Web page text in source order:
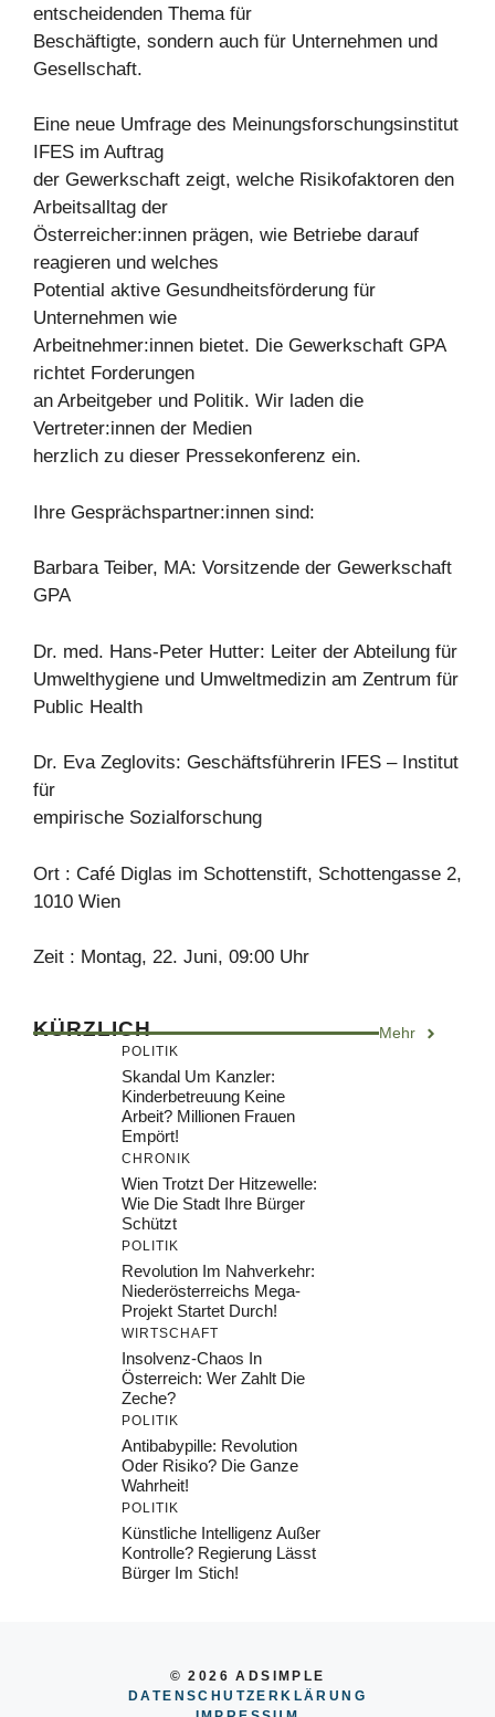
entscheidenden Thema für
Beschäftigte, sondern auch für Unternehmen und
Gesellschaft.
Eine neue Umfrage des Meinungsforschungsinstitut
IFES im Auftrag
der Gewerkschaft zeigt, welche Risikofaktoren den
Arbeitsalltag der
Österreicher:innen prägen, wie Betriebe darauf
reagieren und welches
Potential aktive Gesundheitsförderung für
Unternehmen wie
Arbeitnehmer:innen bietet. Die Gewerkschaft GPA
richtet Forderungen
an Arbeitgeber und Politik. Wir laden die
Vertreter:innen der Medien
herzlich zu dieser Pressekonferenz ein.
Ihre Gesprächspartner:innen sind:
Barbara Teiber, MA: Vorsitzende der Gewerkschaft
GPA
Dr. med. Hans-Peter Hutter: Leiter der Abteilung für
Umwelthygiene und Umweltmedizin am Zentrum für
Public Health
Dr. Eva Zeglovits: Geschäftsführerin IFES – Institut
für
empirische Sozialforschung
Ort : Café Diglas im Schottenstift, Schottengasse 2,
1010 Wien
Zeit : Montag, 22. Juni, 09:00 Uhr
KÜRZLICH Mehr
POLITIK
Skandal Um Kanzler:
Kinderbetreuung Keine
Arbeit? Millionen Frauen
Empört!
CHRONIK
Wien Trotzt Der Hitzewelle:
Wie Die Stadt Ihre Bürger
Schützt
POLITIK
Revolution Im Nahverkehr:
Niederösterreichs Mega-
Projekt Startet Durch!
WIRTSCHAFT
Insolvenz-Chaos In
Österreich: Wer Zahlt Die
Zeche?
POLITIK
Antibabypille: Revolution
Oder Risiko? Die Ganze
Wahrheit!
POLITIK
Künstliche Intelligenz Außer
Kontrolle? Regierung Lässt
Bürger Im Stich!
© 2026 ADSIMPLE
DATENSCHUTZERKLÄRUNG